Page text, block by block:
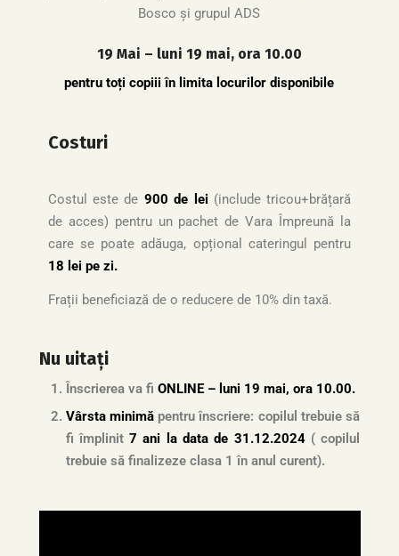
Bosco și grupul ADS
19 Mai – luni 19 mai, ora 10.00
pentru toți copiii în limita locurilor disponibile
Costuri
Costul este de 900 de lei (include tricou+brățară
de acces) pentru un pachet de Vara Împreună la
care se poate adăuga, opțional cateringul pentru
18 lei pe zi.
Frații beneficiază de o reducere de 10% din taxă.
Nu uitați
Înscrierea va fi ONLINE – luni 19 mai, ora 10.00.
Vârsta minimăpentru înscriere: copilul trebuie să
fi împlinit7 ani la data de 31.12.2024( copilul
trebuie să finalizeze clasa 1 în anul curent).